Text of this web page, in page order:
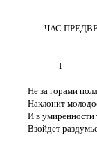
ЧАС
               I
Не за горами
Наклонит
И в умиренности
Взойдет